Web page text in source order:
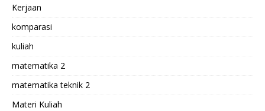
Kerjaan
komparasi
kuliah
matematika 2
matematika teknik 2
Materi Kuliah